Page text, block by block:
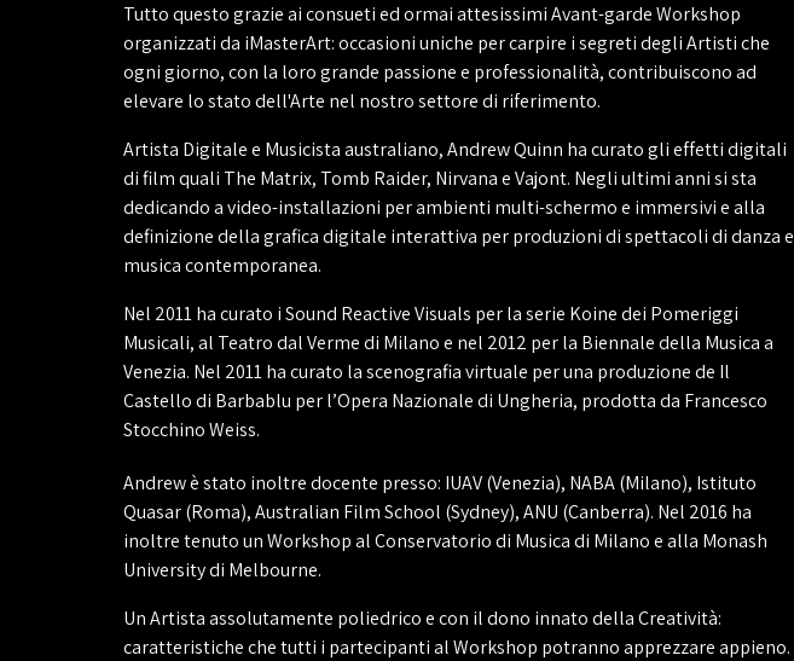
Tutto questo grazie ai consueti ed ormai attesissimi Avant-garde Workshop
organizzati da iMasterArt: occasioni uniche per carpire i segreti degli Artisti che
ogni giorno, con la loro grande passione e professionalità, contribuiscono ad
elevare lo stato dell'Arte nel nostro settore di riferimento.
Artista Digitale e Musicista australiano, Andrew Quinn ha curato gli effetti digitali
di film quali The Matrix, Tomb Raider, Nirvana e Vajont. Negli ultimi anni si sta
dedicando a video-installazioni per ambienti multi-schermo e immersivi e alla
definizione della grafica digitale interattiva per produzioni di spettacoli di danza e
musica contemporanea.
Nel 2011 ha curato i Sound Reactive Visuals per la serie Koine dei Pomeriggi
Musicali, al Teatro dal Verme di Milano e nel 2012 per la Biennale della Musica a
Venezia. Nel 2011 ha curato la scenografia virtuale per una produzione de Il
Castello di Barbablu per l’Opera Nazionale di Ungheria, prodotta da Francesco
Stocchino Weiss.
Andrew è stato inoltre docente presso: IUAV (Venezia), NABA (Milano), Istituto
Quasar (Roma), Australian Film School (Sydney), ANU (Canberra). Nel 2016 ha
inoltre tenuto un Workshop al Conservatorio di Musica di Milano e alla Monash
University di Melbourne.
Un Artista assolutamente poliedrico e con il dono innato della Creatività:
caratteristiche che tutti i partecipanti al Workshop potranno apprezzare appieno.